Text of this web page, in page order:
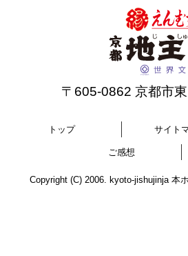
〒605-0862 京都市
トップ サイト
ご感想
Copyright (C) 2006. kyoto-jishujinja 本